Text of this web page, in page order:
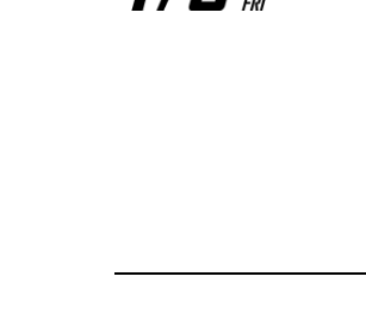
サイトコンテンツの一覧